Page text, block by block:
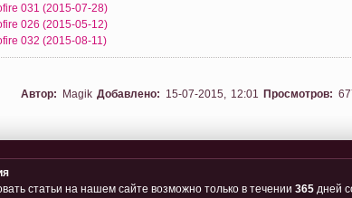
031 (2015-07-28)
026 (2015-05-12)
032 (2015-08-11)
Автор: Magik Добавлено: 15-07-2015, 12:01 Просмотров:
статьи на нашем сайте возможно только в течении 365 дней